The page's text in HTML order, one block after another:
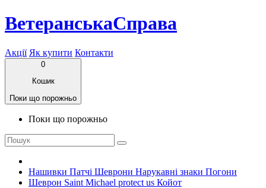
ВетеранськаСправа
Акції Як купити Контакти
0
Кошик
Поки що порожньо
Поки що порожньо
Нашивки Патчі Шеврони Нарукавні знаки Погони
Шеврон Saint Michael protect us Койот